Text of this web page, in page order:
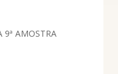
9ª AMOSTRA